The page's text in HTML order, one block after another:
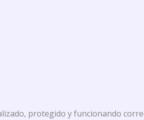
protegido y funcionando